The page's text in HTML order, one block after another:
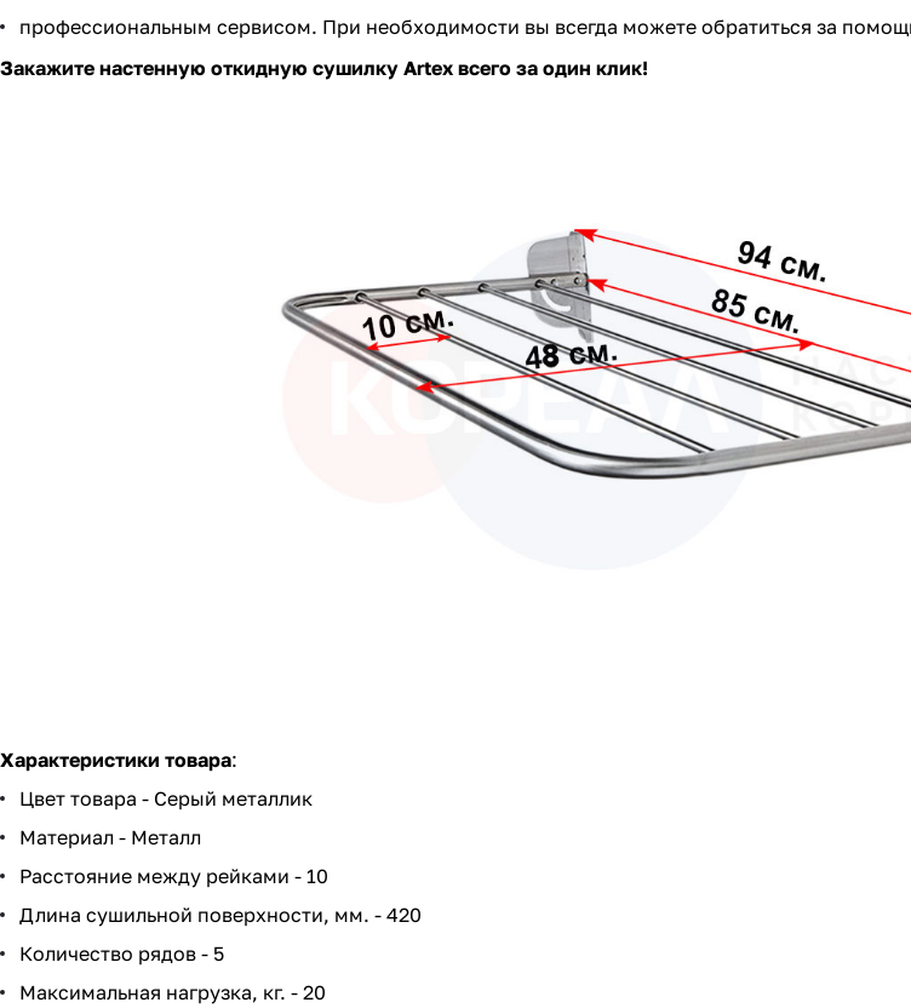
профессиональным сервисом. При необходимости вы всегда можете обратиться за
Закажите настенную откидную сушилку Artex всего за один клик!
Характеристики товара:
Цвет товара - Серый металлик
Материал - Металл
Расстояние между рейками - 10
Длина сушильной поверхности, мм. - 420
Количество рядов - 5
Максимальная нагрузка, кг. - 20